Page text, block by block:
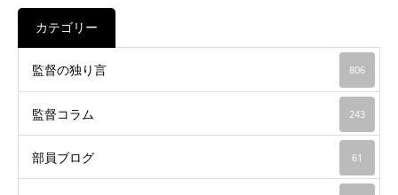
カテゴリー
監督の独り言 806
監督コラム 243
部員ブログ 61